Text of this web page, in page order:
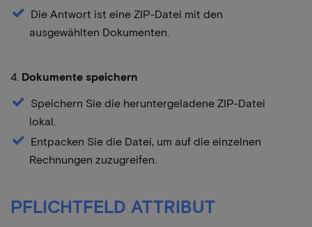
Die Antwort ist eine ZIP-Datei mit den
ausgewählten Dokumenten.
4. Dokumente speichern
Speichern Sie die heruntergeladene ZIP-Datei
lokal.
Entpacken Sie die Datei, um auf die einzelnen
Rechnungen zuzugreifen.
PFLICHTFELD ATTRIBUT